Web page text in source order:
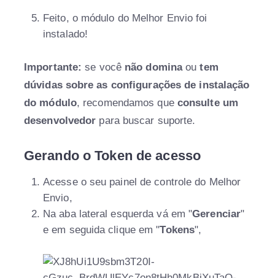
Feito, o módulo do Melhor Envio foi
instalado!
Importante:se vocênão dominaoutem
dúvidas sobre as configurações de instalação
do módulo, recomendamos queconsulte um
desenvolvedor para buscar suporte.
Gerando o Token de acesso
Acesse o seu painel de controle do Melhor
Envio,
Na aba lateral esquerda vá em "Gerenciar"
e em seguida clique em "Tokens",